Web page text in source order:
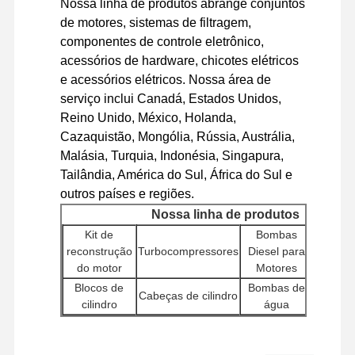
motor a diesel
Motor de MITSUBISHI
Motor de escavadeira
jogo da reconstrução do motor
Bomba de injecção
Conjunto do turbocompressor
Outras Peças do Motor
Sistema de controlo eletrônico
componentes elétricos do motor
Sistema de combustível do motor
Nossa linha de produtos abrange conjuntos
de motores, sistemas de filtragem,
componentes de controle eletrônico,
acessórios de hardware, chicotes elétricos
e acessórios elétricos. Nossa área de
serviço inclui Canadá, Estados Unidos,
Reino Unido, México, Holanda,
Cazaquistão, Mongólia, Rússia, Austrália,
Malásia, Turquia, Indonésia, Singapura,
Tailândia, América do Sul, África do Sul e
outros países e regiões.
Nossa linha de produtos
Kit de
reconstrução
do motor
Turbocompressores
Bombas
Diesel para
Motores
Blocos de
cilindro
Cabeças de cilindro
Bombas de
água